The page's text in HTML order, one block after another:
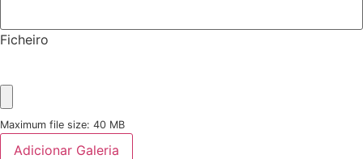
Ficheiro
Maximum file size: 40 MB
Adicionar Galeria